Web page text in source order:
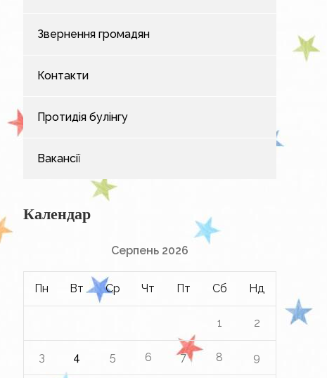
Звернення громадян
Контакти
Протидія булінгу
Вакансії
Календар
Серпень 2026
Пн Вт Ср Чт Пт Сб Нд
1 2
3 4 5 6 7 8 9